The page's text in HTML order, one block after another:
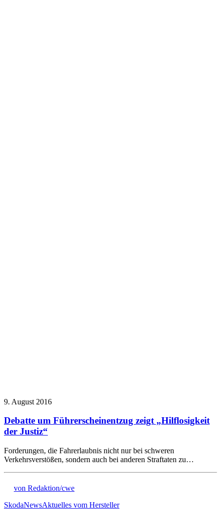
9. August 2016
Debatte um Führerscheinentzug zeigt „Hilflosigkeit
der Justiz“
Forderungen, die Fahrerlaubnis nicht nur bei schweren
Verkehrsverstößen, sondern auch bei anderen Straftaten zu…
von Redaktion/cwe
SkodaNewsAktuelles vom Hersteller